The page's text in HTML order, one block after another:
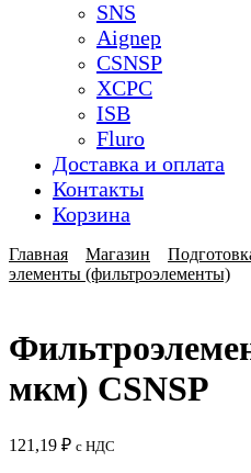
SNS
Aignep
CSNSP
XCPC
ISB
Fluro
Доставка и оплата
Контакты
Корзина
Главная Магазин
элементы (фильтроэлементы)
мкм) CSNSP
121,19 ₽ с НДС